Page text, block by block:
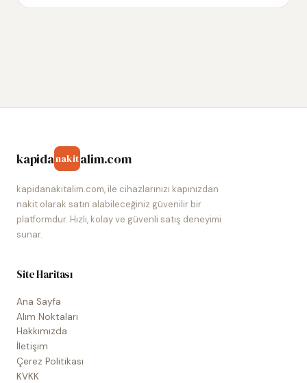
kapidanakitalim.com
kapidanakitalim.com, ile cihazlarınızı kapınızdan
nakit olarak satın alabileceğiniz güvenilir bir
platformdur. Hızlı, kolay ve güvenli satış deneyimi
sunar.
Site Haritası
Ana Sayfa
Alım Noktaları
Hakkımızda
İletişim
Çerez Politikası
KVKK